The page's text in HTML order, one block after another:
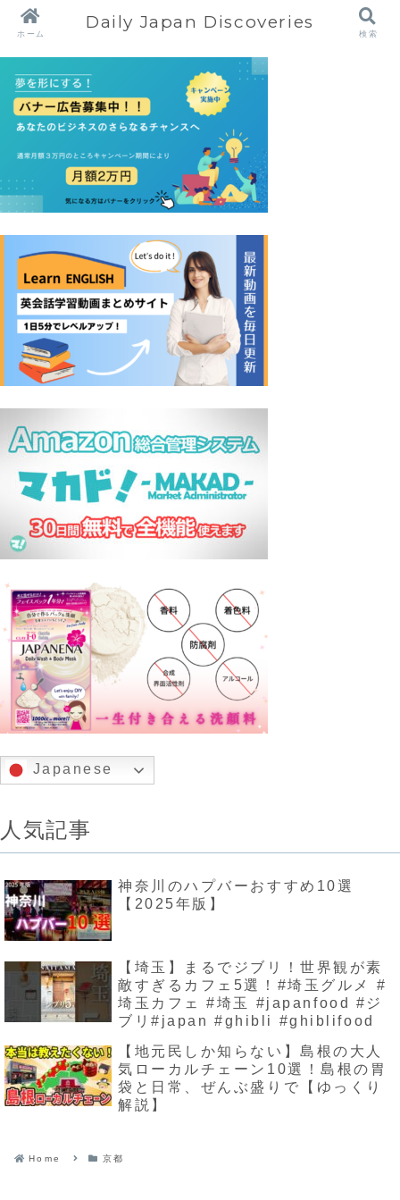
Japanese
人気記事
神奈川のハプバーおすすめ10選
【2025年版】
【埼玉】まるでジブリ！世界観が素
敵すぎるカフェ5選！#埼玉グルメ #
埼玉カフェ #埼玉 #japanfood #ジ
ブリ#japan #ghibli #ghiblifood
【地元民しか知らない】島根の大人
気ローカルチェーン10選！島根の胃
袋と日常、ぜんぶ盛りで【ゆっくり
解説】
Home 京都
ホーム
Daily Japan Discoveries
検索